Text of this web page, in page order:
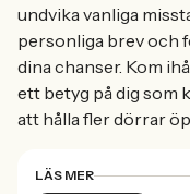
undvika vanliga
personliga brev och
dina chanser. Kom
ett betyg på dig som
att hålla fler dörrar
LÄS MER